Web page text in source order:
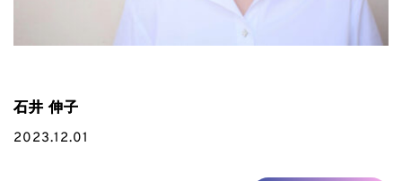
石井 伸子
2023.12.01